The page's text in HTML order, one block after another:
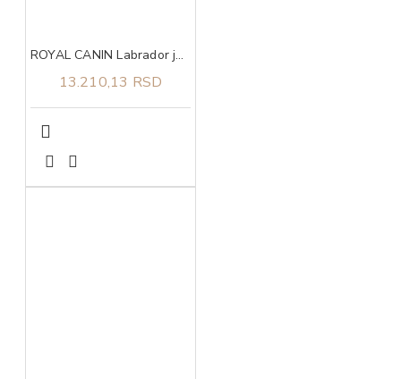
ROYAL CANIN Labrador junior 12kg
13.210,13 RSD